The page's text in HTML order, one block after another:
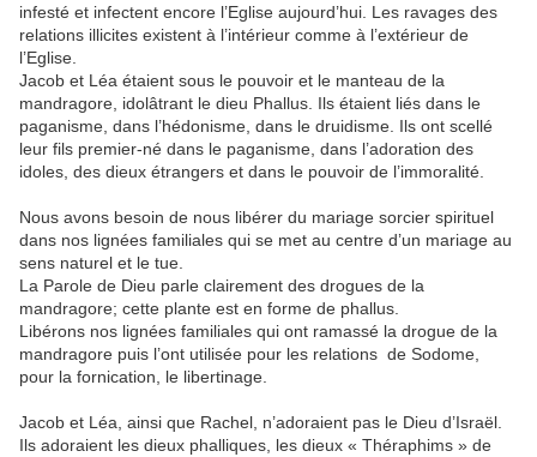
infesté et infectent encore l’Eglise aujourd’hui. Les ravages des
relations illicites existent à l’intérieur comme à l’extérieur de
l’Eglise.
Jacob et Léa étaient sous le pouvoir et le manteau de la
mandragore, idolâtrant le dieu Phallus. Ils étaient liés dans le
paganisme, dans l’hédonisme, dans le druidisme. Ils ont scellé
leur fils premier-né dans le paganisme, dans l’adoration des
idoles, des dieux étrangers et dans le pouvoir de l’immoralité.
Nous avons besoin de nous libérer du mariage sorcier spirituel
dans nos lignées familiales qui se met au centre d’un mariage au
sens naturel et le tue.
La Parole de Dieu parle clairement des drogues de la
mandragore; cette plante est en forme de phallus.
Libérons nos lignées familiales qui ont ramassé la drogue de la
mandragore puis l’ont utilisée pour les relations de Sodome,
pour la fornication, le libertinage.
Jacob et Léa, ainsi que Rachel, n’adoraient pas le Dieu d’Israël.
Ils adoraient les dieux phalliques, les dieux « Théraphims » de